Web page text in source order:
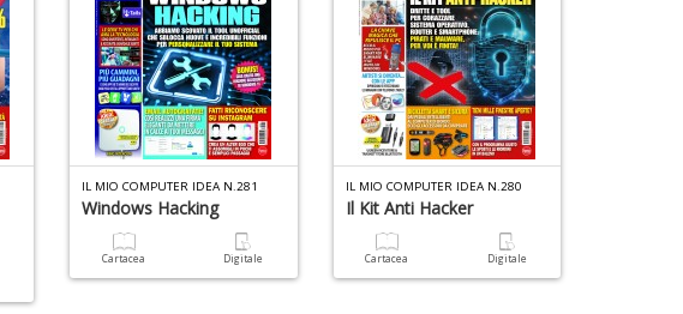
IL MIO COMPUTER IDEA N.281
Windows Hacking
Cartacea Digitale
IL MIO COMPUTER IDEA N.280
Il Kit Anti Hacker
Cartacea Digitale